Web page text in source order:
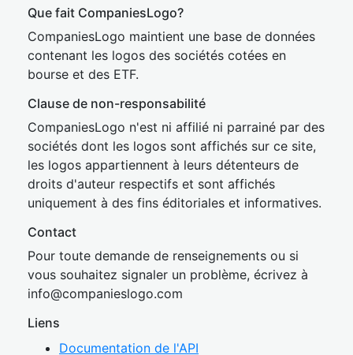
Que fait CompaniesLogo?
CompaniesLogo maintient une base de données
contenant les logos des sociétés cotées en
bourse et des ETF.
Clause de non-responsabilité
CompaniesLogo n'est ni affilié ni parrainé par des
sociétés dont les logos sont affichés sur ce site,
les logos appartiennent à leurs détenteurs de
droits d'auteur respectifs et sont affichés
uniquement à des fins éditoriales et informatives.
Contact
Pour toute demande de renseignements ou si
vous souhaitez signaler un problème, écrivez à
info@companieslogo.com
Liens
Documentation de l'API